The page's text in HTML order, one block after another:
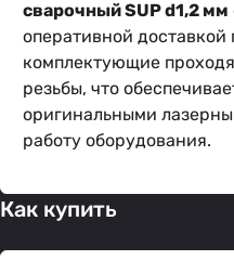
сварочный SUP d1,2 мм
оперативной доставкой
комплектующие
резьбы, что
оригинальными
работу оборудования.
Как купить